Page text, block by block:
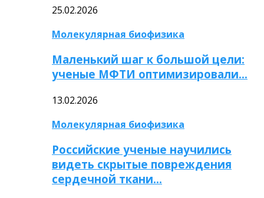
25.02.2026
Молекулярная биофизика
Маленький шаг к большой цели:
ученые МФТИ оптимизировали…
13.02.2026
Молекулярная биофизика
Российские ученые научились
видеть скрытые повреждения
сердечной ткани…